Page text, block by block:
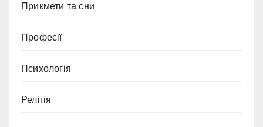
Прикмети та сни
Професії
Психологія
Релігія